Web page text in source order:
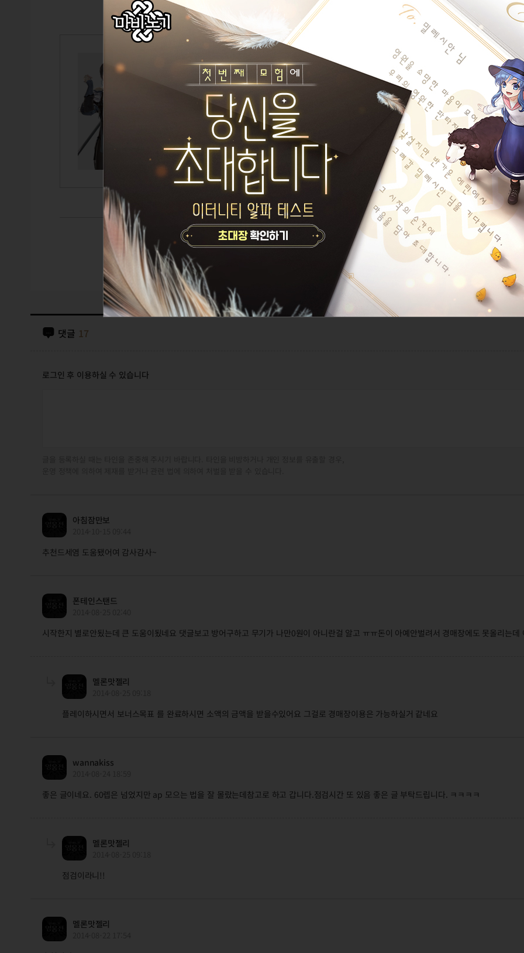
복_여신유아
Lv.95이비
연어
TITLE
도도한
GUILD
설정된 길드가 없습니다.
CAIRDE
카르제 이름이 없습니다. 게
댓글 17
로그인 후 이용하실 수 있습니다
아침잠만보
추천드세염 도움됐어여 감사감사~
폰테인스탠드
시작한지 별로안됬는데 큰 도움이됬네요 댓글보고 방어구하고 무기가 나만0원이 아니란걸 알고 ㅠㅠ돈이 아예안벌려서 경매장에도 못올리는데
멜론맛젤리
플레이하시면서 보너스목표 를 완료하시면 소액의 금액을 받을수있어요 그걸로 경매장이용은 가능하실거 같네요
wannakiss
좋은 글이네요. 60렙은 넘었지만 ap 모으는 법을 잘 몰랐는데참고로 하고 갑니다.점검시간 또 있음 좋은 글 부탁드립니다. ㅋㅋㅋㅋ
멜론맛젤리
점검이라니!!
멜론맛젤리